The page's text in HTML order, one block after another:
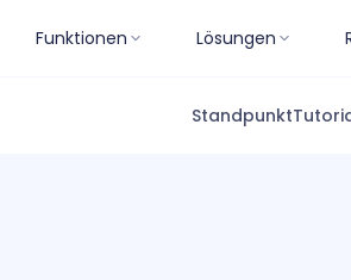
Funktionen Lösungen
Standpunkt